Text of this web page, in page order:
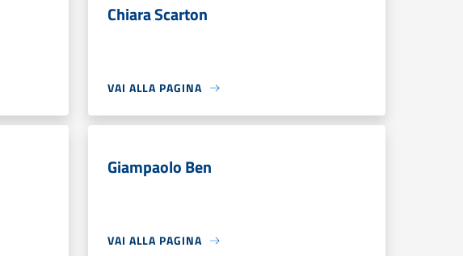
Chiara Scarton
VAI ALLA PAGINA
Giampaolo Ben
VAI ALLA PAGINA